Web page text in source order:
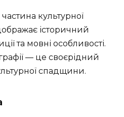
культурної
історичний
та мовні особливості.
— це своєрідний
спадщини.